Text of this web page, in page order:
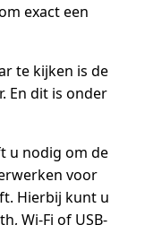
exact een
te kijken is de
En dit is onder
u nodig om de
voor
Hierbij kunt u
Wi-Fi of USB-